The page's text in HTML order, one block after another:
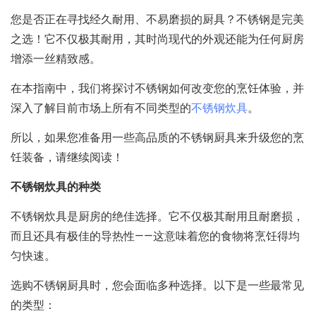
您是否正在寻找经久耐用、不易磨损的厨具？不锈钢是完美
之选！它不仅极其耐用，其时尚现代的外观还能为任何厨房
增添一丝精致感。
在本指南中，我们将探讨不锈钢如何改变您的烹饪体验，并
深入了解目前市场上所有不同类型的不锈钢炊具。
所以，如果您准备用一些高品质的不锈钢厨具来升级您的烹
饪装备，请继续阅读！
不锈钢炊具的种类
不锈钢炊具是厨房的绝佳选择。它不仅极其耐用且耐磨损，
而且还具有极佳的导热性——这意味着您的食物将烹饪得均
匀快速。
选购不锈钢厨具时，您会面临多种选择。以下是一些最常见
的类型：